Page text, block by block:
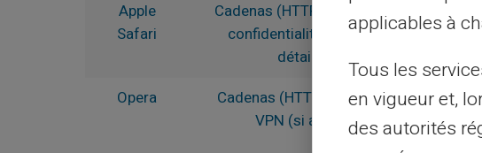
Apple
Safari
Cadenas (HTTPS) et badge
confidentialité (rapport
détaillé)
Isole
de
Opera
Cadenas (HTTPS) et icône
VPN (si activé)
applicables à
Tous les
en vigueur et,
des autorités